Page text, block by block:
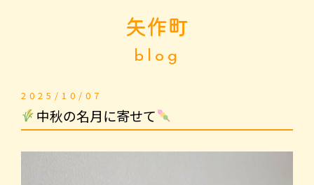
矢作町
blog
2025/10/07
中秋の名月に寄せて